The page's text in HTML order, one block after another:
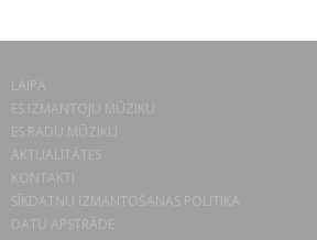
LAIPA
ES IZMANTOJU MŪZIKU
ES RADU MŪZIKU
AKTUALITĀTES
KONTAKTI
SĪKDATŅU IZMANTOŠANAS POLITIKA
DATU APSTRĀDE